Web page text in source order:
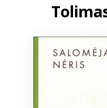
ELVIS atvyksta
Bibliotekoms